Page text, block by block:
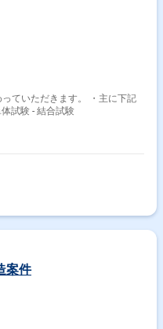
ていただきます。 ・主に下記
作業をご担当いただきます。 - (製造) - 単体試験 - 結合試験
案件